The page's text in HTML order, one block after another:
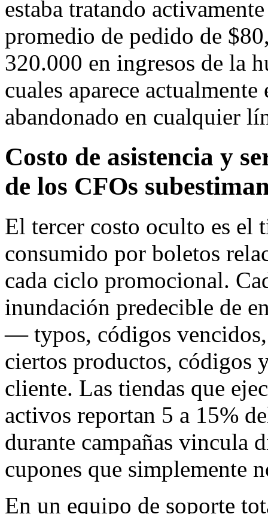
estaba tratando
promedio de pedido de
320.000 en ingresos de la
cuales aparece
abandonado en cualquier
Costo de asistencia y
de los CFOs
El tercer costo oculto es el
consumido por boletos
cada ciclo promocional.
inundación predecible de
— typos, códigos
ciertos productos, códigos
cliente. Las tiendas que
activos reportan 5 a 15%
durante campañas vincula
cupones que simplemente
En un equipo de soporte